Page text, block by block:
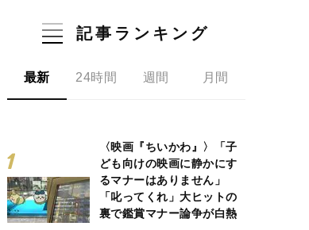
記事ランキング
最新 24時間 週間 月間
〈映画『ちいかわ』〉「子
ども向けの映画に静かにす
るマナーはありません」
「叱ってくれ」大ヒットの
裏で鑑賞マナー論争が白熱